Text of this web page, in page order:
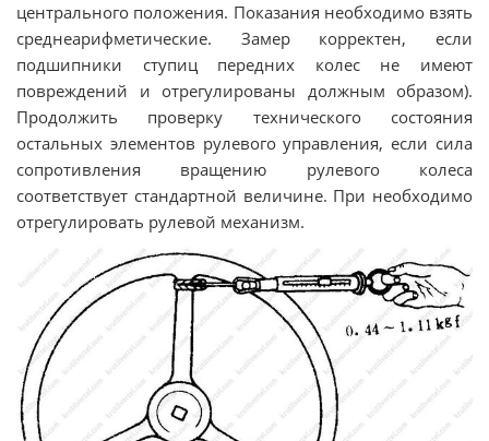
центрального положения. Показания необходимо взять
среднеарифметические. Замер корректен, если
подшипники ступиц передних колес не имеют
повреждений и отрегулированы должным образом).
Продолжить проверку технического состояния
остальных элементов рулевого управления, если сила
сопротивления вращению рулевого колеса
соответствует стандартной величине. При необходимо
отрегулировать рулевой механизм.